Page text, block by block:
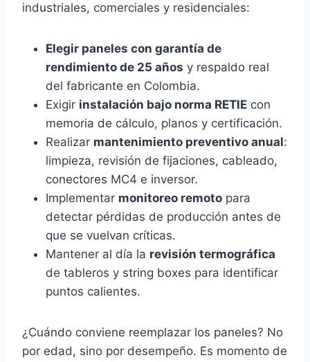
industriales, comerciales y residenciales:
Elegir paneles con garantía de
rendimiento de 25 años y respaldo real
del fabricante en Colombia.
Exigir instalación bajo norma RETIE con
memoria de cálculo, planos y certificación.
Realizar mantenimiento preventivo anual:
limpieza, revisión de fijaciones, cableado,
conectores MC4 e inversor.
Implementar monitoreo remoto para
detectar pérdidas de producción antes de
que se vuelvan críticas.
Mantener al día la revisión termográfica
de tableros y string boxes para identificar
puntos calientes.
¿Cuándo conviene reemplazar los paneles? No
por edad, sino por desempeño. Es momento de